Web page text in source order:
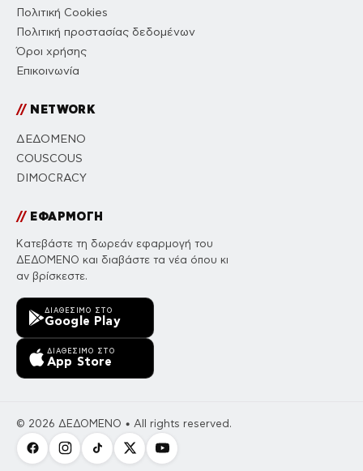
Πολιτική Cookies
Πολιτική προστασίας δεδομένων
Όροι χρήσης
Επικοινωνία
//NETWORK
ΔΕΔΟΜΕΝΟ
COUSCOUS
DIMOCRACY
//ΕΦΑΡΜΟΓΗ
Κατεβάστε τη δωρεάν εφαρμογή του
ΔΕΔΟΜΕΝΟ και διαβάστε τα νέα όπου κι
αν βρίσκεστε.
ΔΙΑΘΈΣΙΜΟ ΣΤΟ
Google Play
ΔΙΑΘΈΣΙΜΟ ΣΤΟ
App Store
© 2026 ΔΕΔΟΜΕΝΟ • All rights reserved.